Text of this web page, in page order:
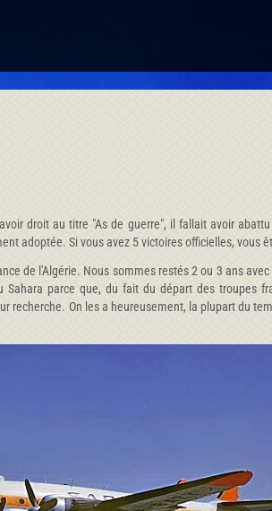
droit au titre "As de guerre", il fallait avoir
adoptée. Si vous avez 5 victoires officielles, vous
de l'Algérie. Nous sommes restés 2 ou 3 ans
parce que, du fait du départ des troupes
On les a heureusement, la plupart du